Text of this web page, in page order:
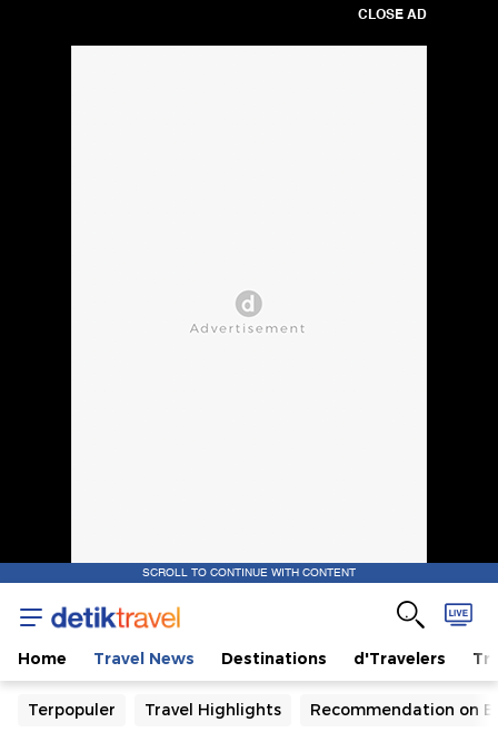
CLOSE AD
SCROLL TO CONTINUE WITH CONTENT
Home Travel News Destinations d'Travelers
Terpopuler Travel Highlights Recommendation on